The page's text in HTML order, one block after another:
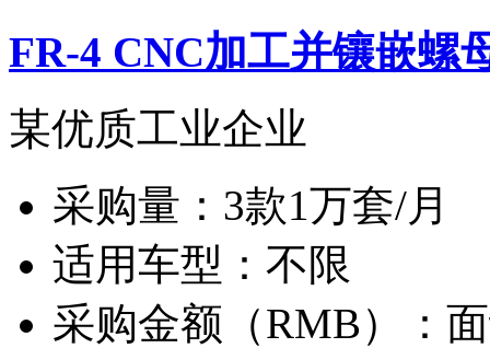
FR-4 CNC加工并镶嵌螺
某优质工业企业
采购量： 3款1万套/月
适用车型： 不限
采购金额（RMB）：